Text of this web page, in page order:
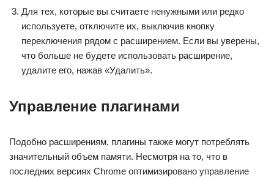
Для тех, которые вы считаете ненужными или редко
используете, отключите их, выключив кнопку
переключения рядом с расширением. Если вы уверены,
что больше не будете использовать расширение,
удалите его, нажав «Удалить».
Управление плагинами
Подобно расширениям, плагины также могут потреблять
значительный объем памяти. Несмотря на то, что в
последних версиях Chrome оптимизировано управление